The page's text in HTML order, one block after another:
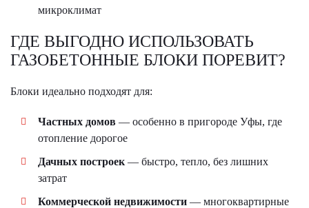
микроклимат
ГДЕ ВЫГОДНО ИСПОЛЬЗОВАТЬ
ГАЗОБЕТОННЫЕ БЛОКИ ПОРЕВИТ?
Блоки идеально подходят для:
Частных домов — особенно в пригороде Уфы, где
отопление дорогое
Дачных построек — быстро, тепло, без лишних
затрат
Коммерческой недвижимости — многоквартирные